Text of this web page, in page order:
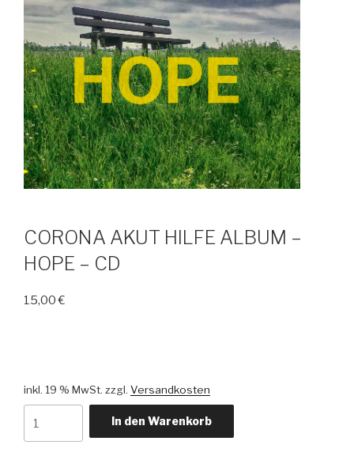
CORONA AKUT HILFE ALBUM –
HOPE – CD
15,00€
inkl. 19 % MwSt. zzgl. Versandkosten
AKUT
In den Warenkorb